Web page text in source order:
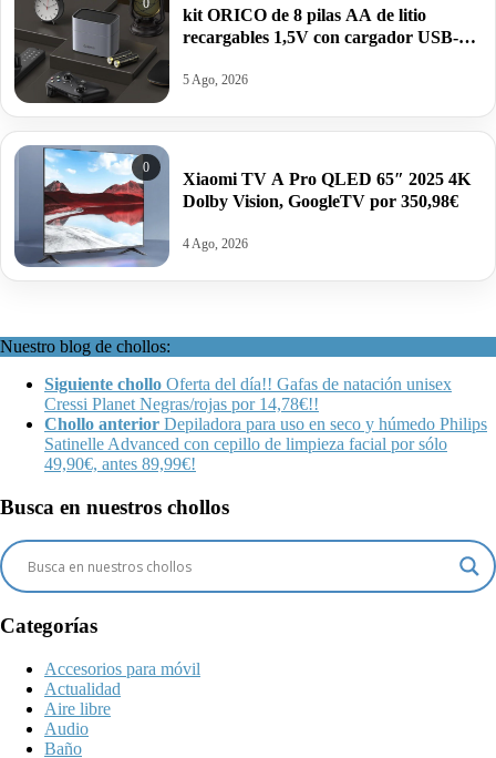
0
kit ORICO de 8 pilas AA de litio
recargables 1,5V con cargador USB-C
5 Ago, 2026
0
Xiaomi TV A Pro QLED 65″ 2025 4K
Dolby Vision, GoogleTV por 350,98€
4 Ago, 2026
Nuestro blog de chollos:
Siguiente chollo Oferta del día!! Gafas de natación unisex
Cressi Planet Negras/rojas por 14,78€!!
Chollo anterior Depiladora para uso en seco y húmedo Philips
Satinelle Advanced con cepillo de limpieza facial por sólo
49,90€, antes 89,99€!
Busca en nuestros chollos
Categorías
Accesorios para móvil
Actualidad
Aire libre
Audio
Baño